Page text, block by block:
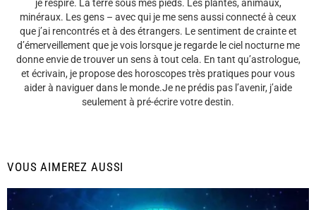
je respire. La terre sous mes pieds. Les plantes, animaux,
minéraux. Les gens – avec qui je me sens aussi connecté à ceux
que j’ai rencontrés et à des étrangers. Le sentiment de crainte et
d’émerveillement que je vois lorsque je regarde le ciel nocturne me
donne envie de trouver un sens à tout cela. En tant qu’astrologue,
et écrivain, je propose des horoscopes très pratiques pour vous
aider à naviguer dans le monde.Je ne prédis pas l’avenir, j’aide
seulement à pré-écrire votre destin.
VOUS AIMEREZ AUSSI